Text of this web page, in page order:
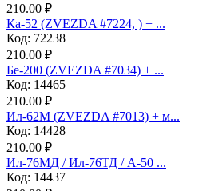
210.00 ₽
Ка-52 (ZVEZDA #7224, ) + ...
Код: 72238
210.00 ₽
Бе-200 (ZVEZDA #7034) + ...
Код: 14465
210.00 ₽
Ил-62М (ZVEZDA #7013) + м...
Код: 14428
210.00 ₽
Ил-76МД / Ил-76ТД / А-50 ...
Код: 14437